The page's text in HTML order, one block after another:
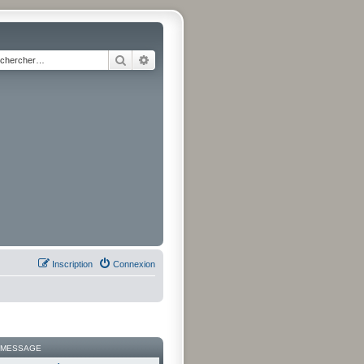
Rechercher
Connexion
Inscription